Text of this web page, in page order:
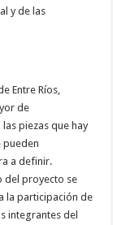
y de las
Entre Ríos,
de
piezas que hay
pueden
a definir.
del proyecto se
la participación de
integrantes del